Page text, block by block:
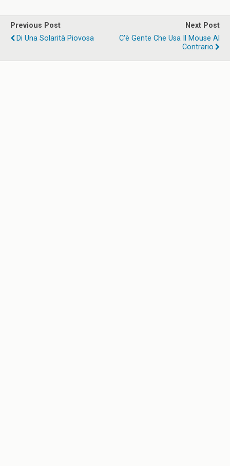
Previous Post
Di Una Solarità Piovosa
Next Post
C'è Gente Che Usa Il Mouse Al
Contrario